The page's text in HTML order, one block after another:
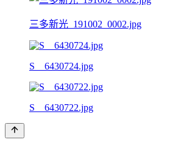
三多新光_191002_0002.jpg
S__6430724.jpg
S__6430722.jpg